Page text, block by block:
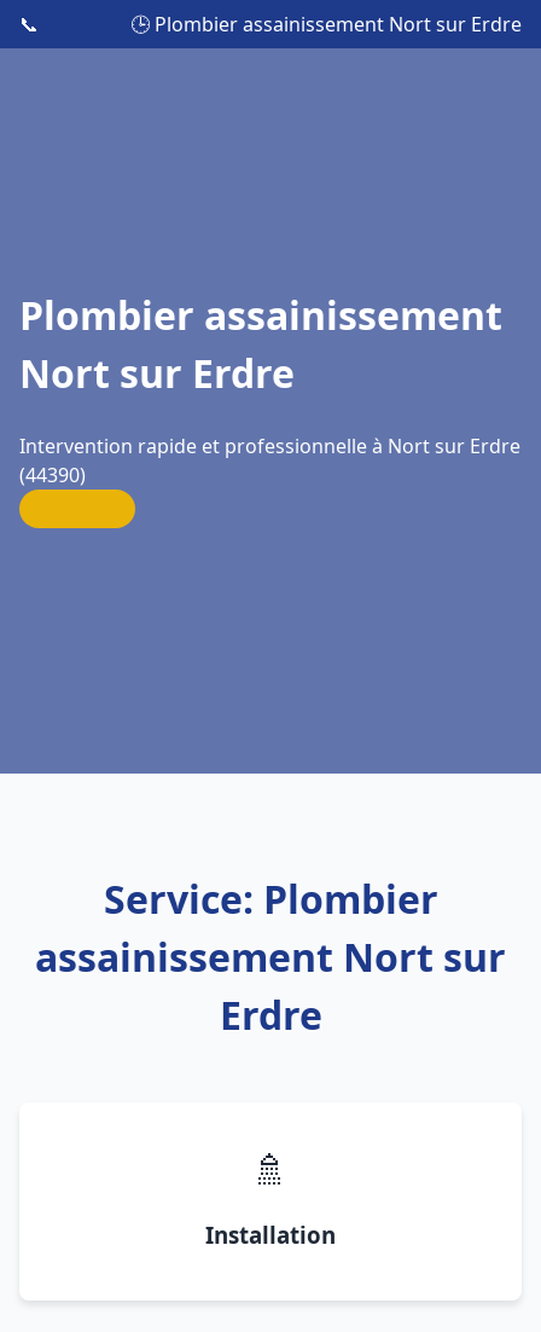
📞 🕒 Plombier assainissement Nort sur Erdre
Plombier assainissement
Nort sur Erdre
Intervention rapide et professionnelle à Nort sur Erdre
(44390)
Service: Plombier
assainissement Nort sur
Erdre
🚿
Installation